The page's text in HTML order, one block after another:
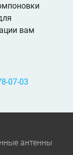
вам
07-03
антенны